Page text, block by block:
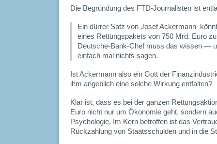
Die Begründung des FTD-Journalisten ist
Ein dürrer Satz von Josef Ackermann
eines Rettungspakets von 750 Mrd. Euro
Deutsche-Bank-Chef muss das wissen —
einfach mal nichts sagen.
Ist Ackermann also ein Gott der
ihm angeblich eine solche Wirkung entfalten?
Klar ist, dass es bei der ganzen
Euro nicht nur um Ökonomie geht, sondern
Psychologie. Im Kern betroffen ist das
Rückzahlung von Staatsschulden und in die